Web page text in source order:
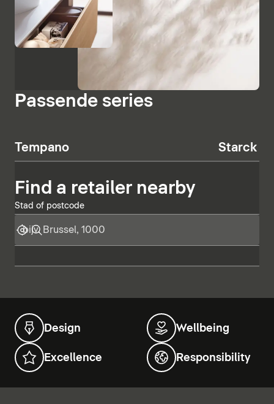
Passende series
Tempano Starck T
Find a retailer nearby
Stad of postcode
Design Wellbeing
Excellence Responsibility